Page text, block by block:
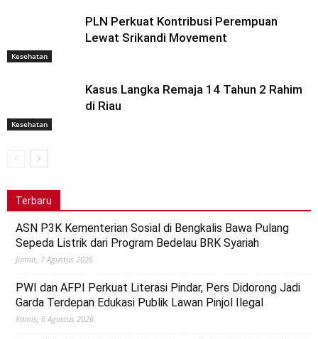
Kesehatan
PLN Perkuat Kontribusi Perempuan
Lewat Srikandi Movement
Kesehatan
Kasus Langka Remaja 14 Tahun 2 Rahim
di Riau
Terbaru
ASN P3K Kementerian Sosial di Bengkalis Bawa Pulang
Sepeda Listrik dari Program Bedelau BRK Syariah
Jumat, 7 Agustus 2026
PWI dan AFPI Perkuat Literasi Pindar, Pers Didorong Jadi
Garda Terdepan Edukasi Publik Lawan Pinjol Ilegal
Kamis, 6 Agustus 2026